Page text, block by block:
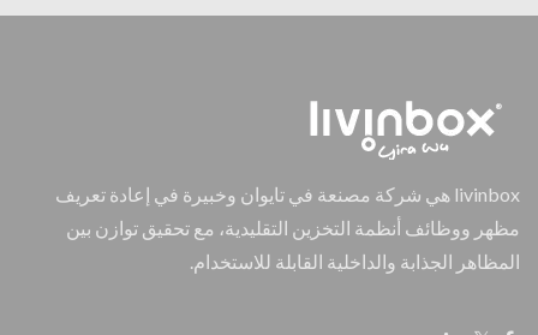
livinbox هي شركة مصنعة في تايوان وخبيرة في إعادة تعريف
مظهر ووظائف أنظمة التخزين التقليدية، مع تحقيق توازن بين
المظاهر الجذابة والداخلية القابلة للاستخدام.